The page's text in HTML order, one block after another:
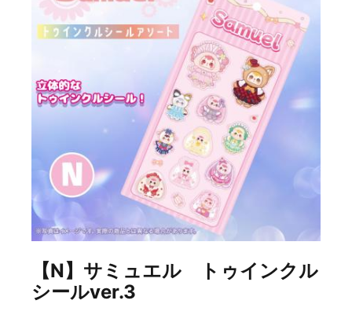
【N】サミュエル トゥインクル
シールver.3